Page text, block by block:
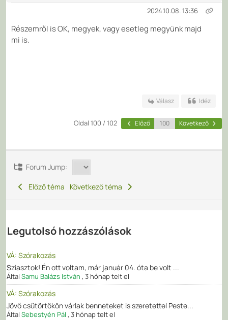
2024.10.08. 13:36
Részemről is OK, megyek, vagy esetleg megyünk majd
mi is.
Válasz Idéz
Oldal 100 / 102 Előző Következő
Forum Jump:
Előző téma Következő téma
Legutolsó hozzászólások
VÁ: Szórakozás
Sziasztok! Én ott voltam, már január 04. óta be volt ...
Által Samu Balázs István , 3 hónap telt el
VÁ: Szórakozás
Jövő csütörtökön várlak benneteket is szeretettel Peste...
Által Sebestyén Pál , 3 hónap telt el